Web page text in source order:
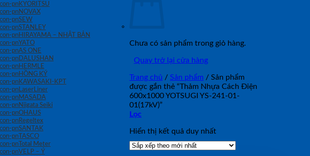
KYORITSU
NOVAX
SEW
STANLEY
HIRAYAMA – NHẬT BẢN
YATO
AS ONE
DALUSHAN
HERMLE
HỒNG KÝ
KAWASAKI-KPT
LaserLiner
MASADA
Niigata Seiki
OHAUS
Regeltex
SANTAK
TASCO
Total Meter
VELP – Ý
Chưa có sản phẩm trong giỏ hàng.
Quay trở lại cửa hàng
Trang chủ / Sản phẩm / Sản phẩm
được gắn thẻ “Thảm Nhựa Cách Điện
600x1000 YOTSUGI YS-241-01-
01(17kV)”
Lọc
Hiển thị kết quả duy nhất